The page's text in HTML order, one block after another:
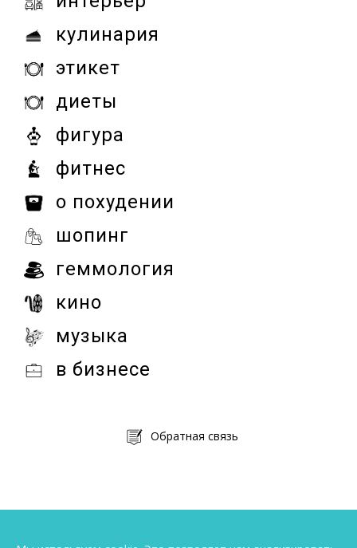
кулинария
этикет
диеты
фигура
фитнес
о похудении
шопинг
геммология
кино
музыка
в бизнесе
Обратная связь